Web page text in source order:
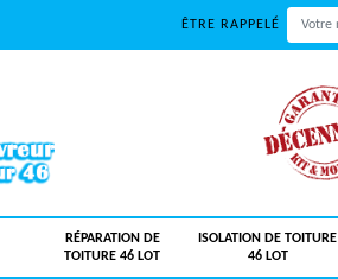
ÊTRE RAPPELÉ
RÉPARATION DE
TOITURE 46 LOT
ISOLATION DE TOITURE
46 LOT